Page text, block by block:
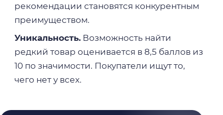
рекомендации становятся конкурентным
преимуществом.
Уникальность.Возможность найти
редкий товар оценивается в 8,5 баллов из
10 по значимости. Покупатели ищут то,
чего нет у всех.